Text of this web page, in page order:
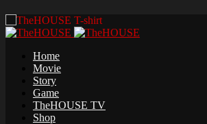
Home
Movie
Story
Game
TheHOUSE TV
Shop